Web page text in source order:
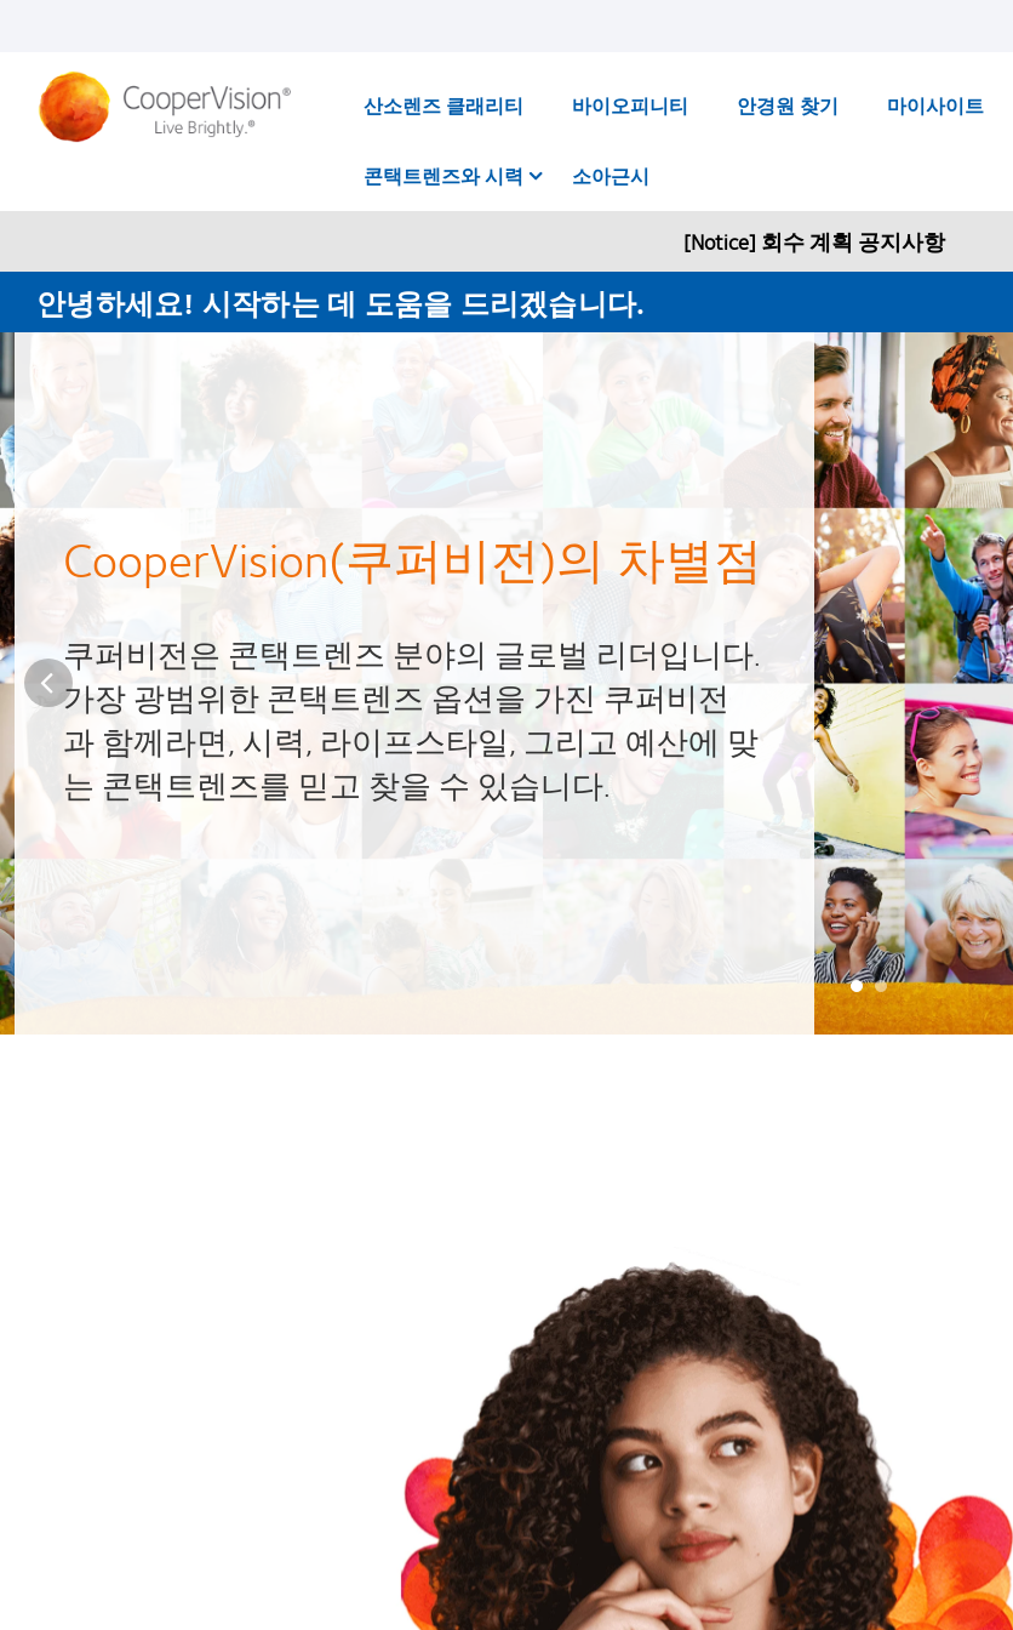
기
산소렌즈 클래리티 바이오피니티 안경원 찾기 마이사이트
콘택트렌즈와 시력 소아근시
[Notice] 회수 계획 공지사항
안녕하세요! 시작하는 데 도움을 드리겠습니다.
쿠
퍼
비
전
더 밝은 미래를 위한 우리의 비전
재활용. 재목적화. 보존. 혁신.
우리의 목표는 지속 가능한 사업을 운영하며 환경
에 미치는 영향을 최소화하는 것입니다.